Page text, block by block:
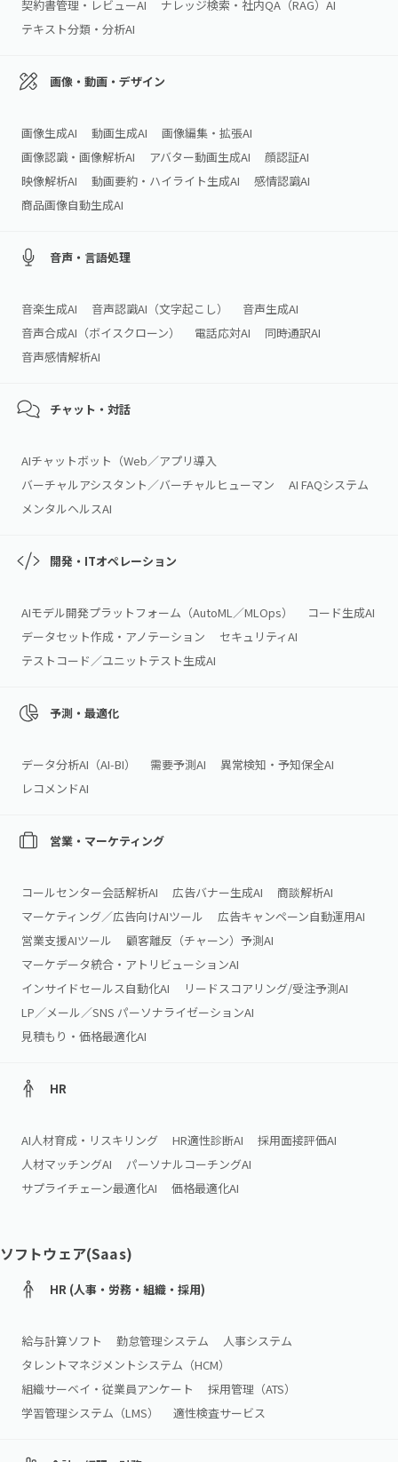
契約書管理・レビューAI
ナレッジ検索・社内QA（RAG）AI
テキスト分類・分析AI
画像・動画・デザイン
画像生成AI 動画生成AI
画像編集・拡張AI
画像認識・画像解析AI
アバター動画生成AI
顔認証AI
映像解析AI
動画要約・ハイライト生成AI
感情認識AI
商品画像自動生成AI
音声・言語処理
音楽生成AI 音声認識AI（文字起こし）
音声生成AI
音声合成AI（ボイスクローン）
電話応対AI
同時通訳AI
音声感情解析AI
チャット・対話
AIチャットボット（Web／アプリ導入
バーチャルアシスタント／バーチャルヒューマン
AI FAQシステム
メンタルヘルスAI
開発・ITオペレーション
AIモデル開発プラットフォーム（AutoML／MLOps）
コード生成AI
データセット作成・アノテーション
セキュリティAI
テストコード／ユニットテスト生成AI
予測・最適化
データ分析AI（AI‑BI） 需要予測AI
異常検知・予知保全AI
レコメンドAI
営業・マーケティング
コールセンター会話解析AI 広告バナー生成AI
商談解析AI
マーケティング／広告向けAIツール
広告キャンペーン自動運用AI
営業支援AIツール
顧客離反（チャーン）予測AI
マーケデータ統合・アトリビューションAI
インサイドセールス自動化AI
リードスコアリング/受注予測AI
LP／メール／SNS パーソナライゼーションAI
見積もり・価格最適化AI
HR
AI人材育成・リスキリング HR適性診断AI
採用面接評価AI
人材マッチングAI
パーソナルコーチングAI
サプライチェーン最適化AI
価格最適化AI
ソフトウェア(Saas)
HR (人事・労務・組織・採用)
給与計算ソフト 勤怠管理システム
人事システム
タレントマネジメントシステム（HCM）
組織サーベイ・従業員アンケート
採用管理（ATS）
学習管理システム（LMS）
適性検査サービス